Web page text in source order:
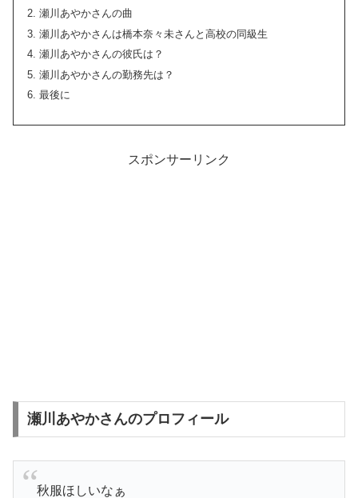
瀬川あやかさんの曲
瀬川あやかさんは橋本奈々未さんと高校の同級生
瀬川あやかさんの彼氏は？
瀬川あやかさんの勤務先は？
最後に
スポンサーリンク
瀬川あやかさんのプロフィール
秋服ほしいなぁ